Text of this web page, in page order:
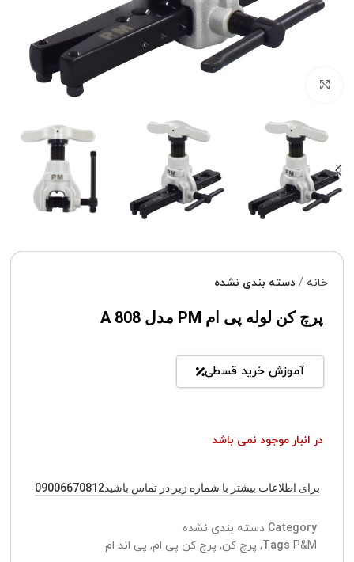
خانه دسته بندی نشده
پرچ کن لوله پی ام PM مدل 808 A
آموزش خرید قسطی
در انبار موجود نمی باشد
برای اطلاعات بیشتر با شماره زیر در تماس باشید09006670812
Category دسته بندی نشده
Tags P&M
, پرچ کن, پرچ کن پی ام, پی اند ام